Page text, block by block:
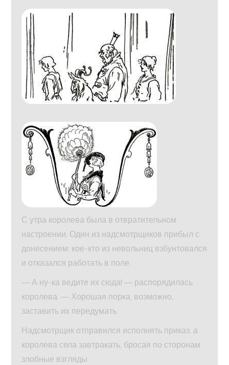
С утра королева была в отвратительном
настроении. Один из надсмотрщиков прибыл с
донесением: кое-кто из невольниц взбунтовался
и отказался работать в поле.
— А ну-ка ведите их сюда! — распорядилась
королева. — Хорошая порка, возможно,
заставить их передумать.
Надсмотрщик отправился исполнять приказ, а
королева села завтракать, бросая по сторонам
злобные взгляды.